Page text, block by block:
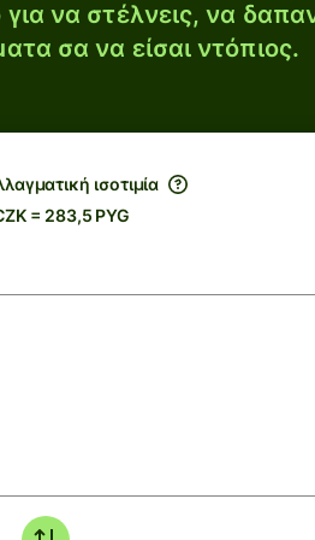
να στέλνεις, να
σα να είσαι ντόπιος.
ισοτιμία
= 283,5 PYG